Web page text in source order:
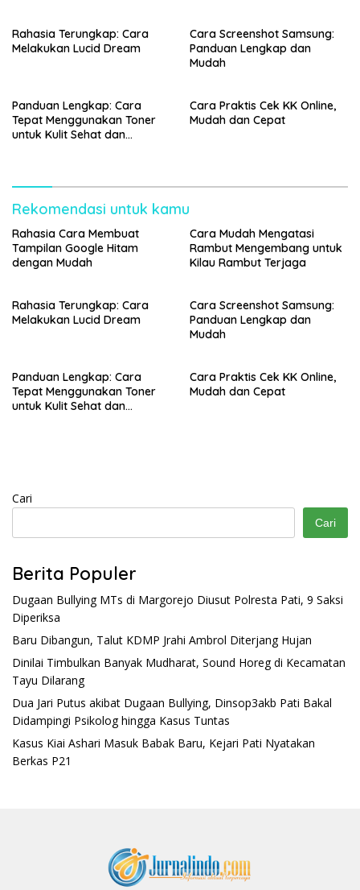
Rahasia Terungkap: Cara
Melakukan Lucid Dream
Cara Screenshot Samsung:
Panduan Lengkap dan
Mudah
Panduan Lengkap: Cara
Tepat Menggunakan Toner
untuk Kulit Sehat dan
Cara Praktis Cek KK Online,
Mudah dan Cepat
Rekomendasi untuk kamu
Rahasia Cara Membuat
Tampilan Google Hitam
dengan Mudah
Cara Mudah Mengatasi
Rambut Mengembang untuk
Kilau Rambut Terjaga
Rahasia Terungkap: Cara
Melakukan Lucid Dream
Cara Screenshot Samsung:
Panduan Lengkap dan
Mudah
Panduan Lengkap: Cara
Tepat Menggunakan Toner
untuk Kulit Sehat dan
Cara Praktis Cek KK Online,
Mudah dan Cepat
Cari
Cari
Berita Populer
Dugaan Bullying MTs di Margorejo Diusut Polresta Pati, 9 Saksi
Diperiksa
Baru Dibangun, Talut KDMP Jrahi Ambrol Diterjang Hujan
Dinilai Timbulkan Banyak Mudharat, Sound Horeg di Kecamatan
Tayu Dilarang
Dua Jari Putus akibat Dugaan Bullying, Dinsop3akb Pati Bakal
Didampingi Psikolog hingga Kasus Tuntas
Kasus Kiai Ashari Masuk Babak Baru, Kejari Pati Nyatakan
Berkas P21